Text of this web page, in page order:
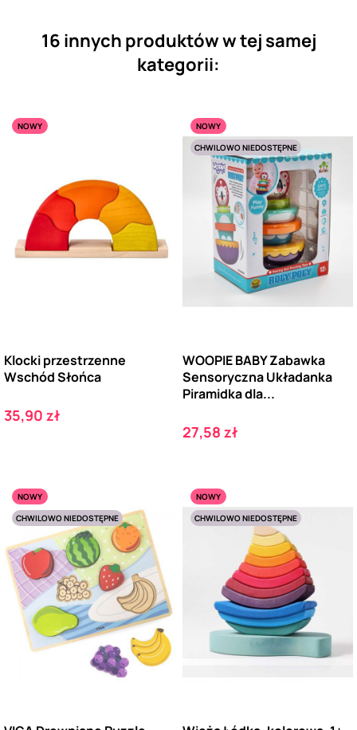
16 innych produktów w tej samej
kategorii:
NOWY
Klocki przestrzenne
Wschód Słońca
Cena
35,90 zł
NOWY
CHWILOWO NIEDOSTĘPNE
WOOPIE BABY Zabawka
Sensoryczna Układanka
Piramidka dla...
Cena
27,58 zł
NOWY
CHWILOWO NIEDOSTĘPNE
NOWY
CHWILOWO NIEDOSTĘPNE